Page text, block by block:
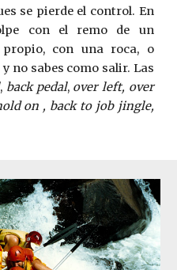
se pierde el control. En
con el remo de un
con una roca, o
no sabes como salir. Las
, back pedal, over left, over
on , back to job jingle,